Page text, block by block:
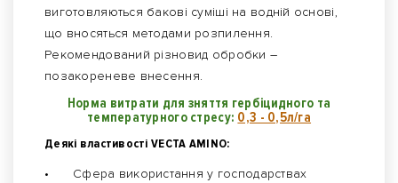
виготовляються бакові суміші на водній основі,
що вносяться методами розпилення.
Рекомендований різновид обробки –
позакореневе внесення.
Норма витрати для зняття гербіцидного та
температурного стресу: 0,3 - 0,5л/га
Деякі властивості VECTA AMINO:
•
Сфера використання у господарствах